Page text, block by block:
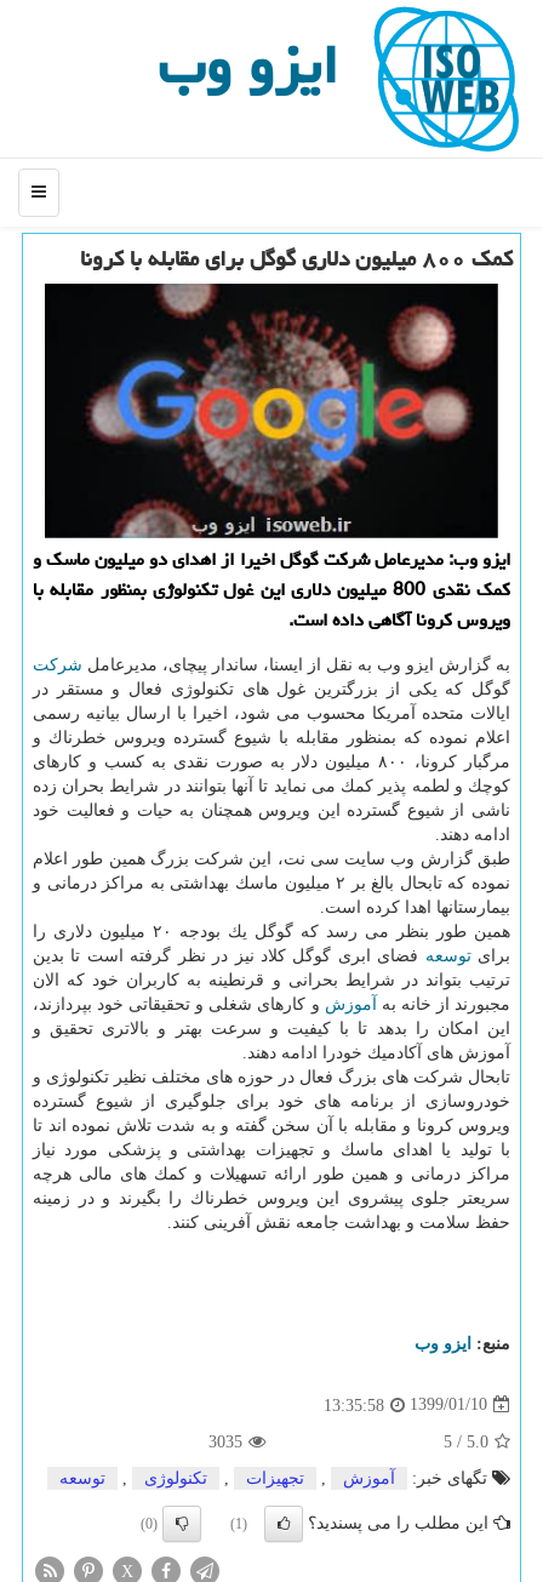
ایزو وب
منو
كمك ۸۰۰ میلیون دلاری گوگل برای مقابله با كرونا
ایزو وب: مدیرعامل شركت گوگل اخیرا از اهدای دو میلیون ماسك و
كمك نقدی 800 میلیون دلاری این غول تكنولوژی بمنظور مقابله با
ویروس كرونا آگاهی داده است.
به گزارش ایزو وب به نقل از ایسنا، ساندار پیچای، مدیرعامل شركت
گوگل كه یكی از بزرگترین غول های تكنولوژی فعال و مستقر در
ایالات متحده آمریكا محسوب می شود، اخیرا با ارسال بیانیه رسمی
اعلام نموده كه بمنظور مقابله با شیوع گسترده ویروس خطرناك و
مرگبار كرونا، ۸۰۰ میلیون دلار به صورت نقدی به كسب و كارهای
كوچك و لطمه پذیر كمك می نماید تا آنها بتوانند در شرایط بحران زده
ناشی از شیوع گسترده این ویروس همچنان به حیات و فعالیت خود
ادامه دهند.
طبق گزارش وب سایت سی نت، این شركت بزرگ همین طور اعلام
نموده كه تابحال بالغ بر ۲ میلیون ماسك بهداشتی به مراكز درمانی و
بیمارستانها اهدا كرده است.
همین طور بنظر می رسد كه گوگل یك بودجه ۲۰ میلیون دلاری را
برایتوسعه فضای ابری گوگل كلاد نیز در نظر گرفته است تا بدین
ترتیب بتواند در شرایط بحرانی و قرنطینه به كاربران خود كه الان
مجبورند از خانه به
آموزش و كارهای شغلی و تحقیقاتی خود بپردازند،
این امكان را بدهد تا با كیفیت و سرعت بهتر و بالاتری تحقیق و
آموزش های آكادمیك خودرا ادامه دهند.
تابحال شركت های بزرگ فعال در حوزه های مختلف نظیر تكنولوژی و
خودروسازی از برنامه های خود برای جلوگیری از شیوع گسترده
ویروس كرونا و مقابله با آن سخن گفته و به شدت تلاش نموده اند تا
با تولید یا اهدای ماسك و تجهیزات بهداشتی و پزشكی مورد نیاز
مراكز درمانی و همین طور ارائه تسهیلات و كمك های مالی هرچه
سریعتر جلوی پیشروی این ویروس خطرناك را بگیرند و در زمینه
حفظ سلامت و بهداشت جامعه نقش آفرینی كنند.
منبع: ایزو وب
1399/01/10
13:35:58
5.0
/
5
3035
تگهای خبر:
آموزش , تجهیزات , تكنولوژی , توسعه
این مطلب را می پسندید؟ (1)
(0)
X